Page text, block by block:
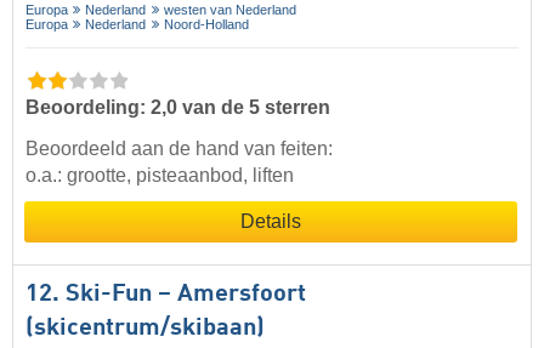
Europa Nederland
westen van Nederland
Europa
Nederland Noord-Holland
Beoordeling: 2,0 van de 5 sterren
Beoordeeld aan de hand van feiten:
o.a.: grootte, pisteaanbod, liften
Details
12. Ski-Fun – Amersfoort
(skicentrum/skibaan)